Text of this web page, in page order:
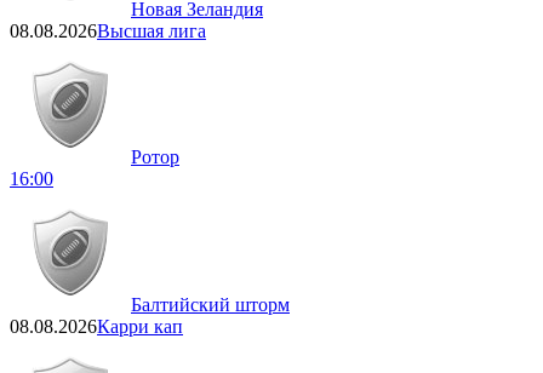
Новая Зеландия
08.08.2026Высшая лига
Ротор
16:00
Балтийский шторм
08.08.2026Карри кап